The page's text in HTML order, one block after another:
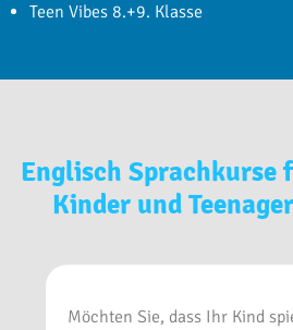
Teen Vibes 8.+9. Klasse
Englisch Sprachkurse
Kinder und
Möchten Sie, dass Ihr Kind